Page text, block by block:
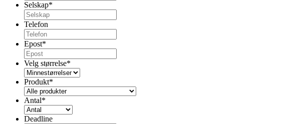
Selskap*
Telefon
Epost*
Velg størrelse*
Produkt*
Antal*
Deadline